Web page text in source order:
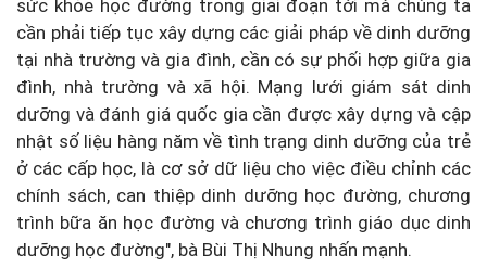
sức khỏe học đường trong giai đoạn tới mà chúng ta
cần phải tiếp tục xây dựng các giải pháp về dinh dưỡng
tại nhà trường và gia đình, cần có sự phối hợp giữa gia
đình, nhà trường và xã hội. Mạng lưới giám sát dinh
dưỡng và đánh giá quốc gia cần được xây dựng và cập
nhật số liệu hàng năm về tình trạng dinh dưỡng của trẻ
ở các cấp học, là cơ sở dữ liệu cho việc điều chỉnh các
chính sách, can thiệp dinh dưỡng học đường, chương
trình bữa ăn học đường và chương trình giáo dục dinh
dưỡng học đường", bà Bùi Thị Nhung nhấn mạnh.